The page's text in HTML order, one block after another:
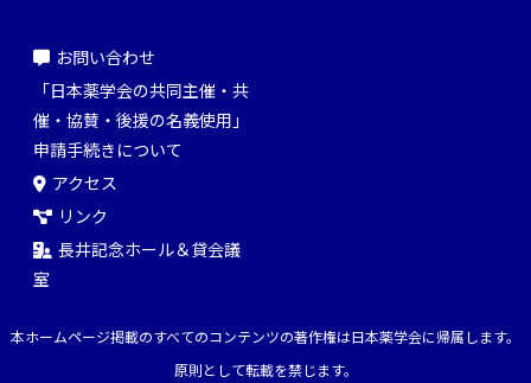
お問い合わせ
「日本薬学会の共同主催・共
催・協賛・後援の名義使用」
申請手続きについて
アクセス
リンク
長井記念ホール＆貸会議
室
本ホームページ掲載のすべてのコンテンツの著作権は日本薬学会に帰属します。
原則として転載を禁じます。